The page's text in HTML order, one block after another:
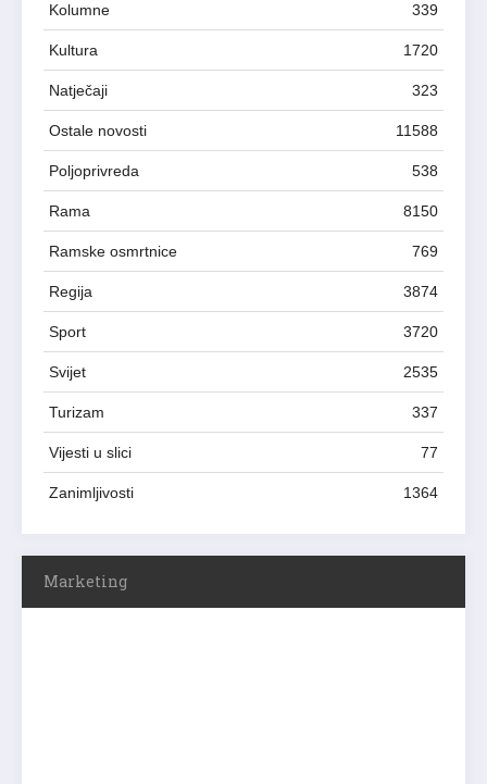
Kolumne 339
Kultura 1720
Natječaji 323
Ostale novosti 11588
Poljoprivreda 538
Rama 8150
Ramske osmrtnice 769
Regija 3874
Sport 3720
Svijet 2535
Turizam 337
Vijesti u slici 77
Zanimljivosti 1364
Marketing